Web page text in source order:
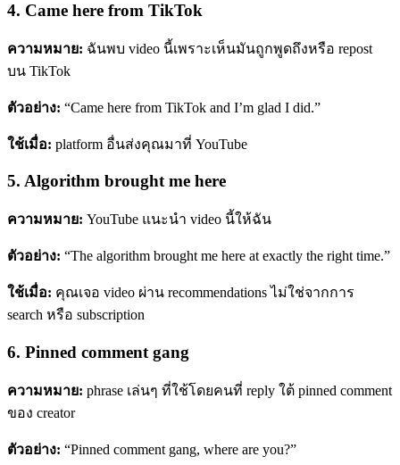
4. Came here from TikTok
ความหมาย: ฉันพบ video นี้เพราะเห็นมันถูกพูดถึงหรือ repost
บน TikTok
ตัวอย่าง: “Came here from TikTok and I’m glad I did.”
ใช้เมื่อ: platform อื่นส่งคุณมาที่ YouTube
5. Algorithm brought me here
ความหมาย: YouTube แนะนำ video นี้ให้ฉัน
ตัวอย่าง: “The algorithm brought me here at exactly the right time.”
ใช้เมื่อ: คุณเจอ video ผ่าน recommendations ไม่ใช่จากการ
search หรือ subscription
6. Pinned comment gang
ความหมาย: phrase เล่นๆ ที่ใช้โดยคนที่ reply ใต้ pinned comment
ของ creator
ตัวอย่าง: “Pinned comment gang, where are you?”